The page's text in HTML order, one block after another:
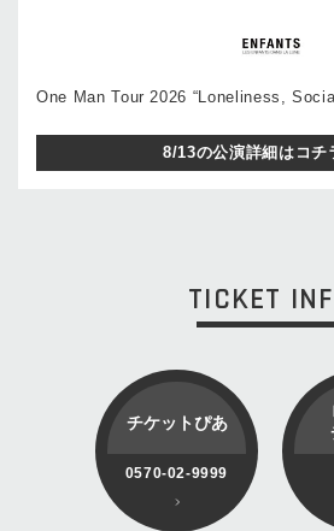
One Man Tour 2026 “Loneliness,
8/13の公演詳細はコチ
TICKET
チケットぴあ
0570-02-9999